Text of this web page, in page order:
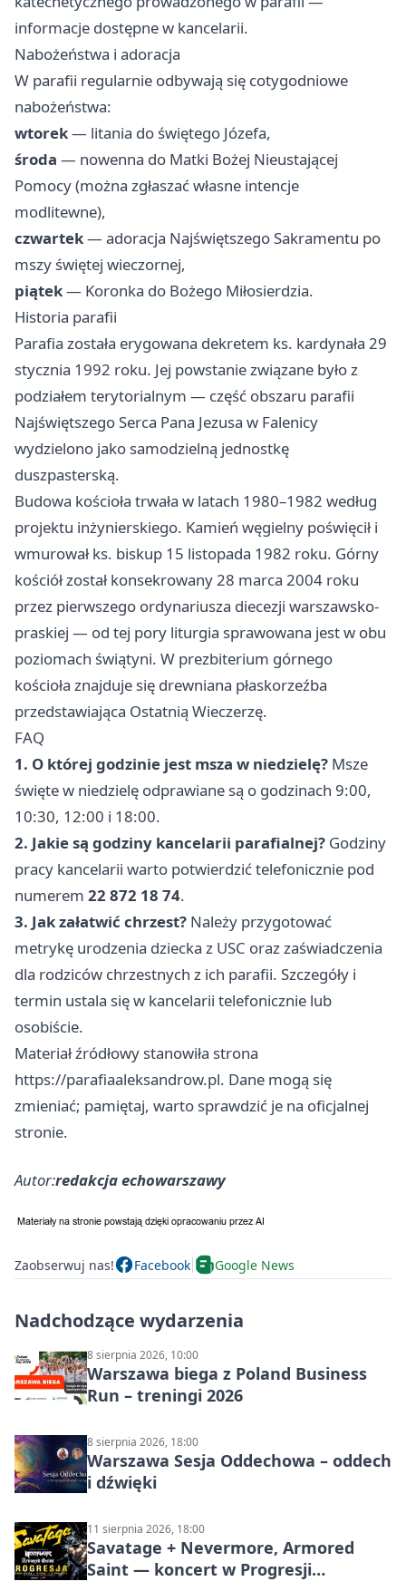
informacje dostępne w kancelarii.
Nabożeństwa i adoracja
W parafii regularnie odbywają się cotygodniowe
nabożeństwa:
wtorek— litania do świętego Józefa,
środa — nowenna do Matki Bożej Nieustającej
Pomocy (można zgłaszać własne intencje
modlitewne),
czwartek— adoracja Najświętszego Sakramentu po
mszy świętej wieczornej,
piątek— Koronka do Bożego Miłosierdzia.
Historia parafii
Parafia została erygowana dekretem ks. kardynała 29
stycznia 1992 roku. Jej powstanie związane było z
podziałem terytorialnym — część obszaru parafii
Najświętszego Serca Pana Jezusa w Falenicy
wydzielono jako samodzielną jednostkę
duszpasterską.
Budowa kościoła trwała w latach 1980–1982 według
projektu inżynierskiego. Kamień węgielny poświęcił i
wmurował ks. biskup 15 listopada 1982 roku. Górny
kościół został konsekrowany 28 marca 2004 roku
przez pierwszego ordynariusza diecezji warszawsko-
praskiej — od tej pory liturgia sprawowana jest w obu
poziomach świątyni. W prezbiterium górnego
kościoła znajduje się drewniana płaskorzeźba
przedstawiająca Ostatnią Wieczerzę.
FAQ
1. O której godzinie jest msza w niedzielę? Msze
święte w niedzielę odprawiane są o godzinach 9:00,
10:30, 12:00 i 18:00.
2. Jakie są godziny kancelarii parafialnej? Godziny
pracy kancelarii warto potwierdzić telefonicznie pod
numerem 22 872 18 74.
3. Jak załatwić chrzest? Należy przygotować
metrykę urodzenia dziecka z USC oraz zaświadczenia
dla rodziców chrzestnych z ich parafii. Szczegóły i
termin ustala się w kancelarii telefonicznie lub
osobiście.
Materiał źródłowy stanowiła strona
https://parafiaaleksandrow.pl. Dane mogą się
zmieniać; pamiętaj, warto sprawdzić je na oficjalnej
stronie.
Autor:redakcja echowarszawy
Zaobserwuj nas! Facebook Google News
Nadchodzące wydarzenia
8 sierpnia 2026, 10:00
Warszawa biega z Poland Business
Run – treningi 2026
8 sierpnia 2026, 18:00
Warszawa Sesja Oddechowa – oddech
i dźwięki
11 sierpnia 2026, 18:00
Savatage + Nevermore, Armored
Saint — koncert w Progresji